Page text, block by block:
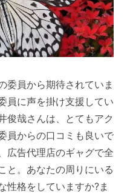
委員から期待されていま
員に声を掛け支援してい
俊哉さんは、とてもアク
員からの口コミも良いで
広告代理店のギャグで全
と。あなたの周りにいる
性格をしていますか?ま